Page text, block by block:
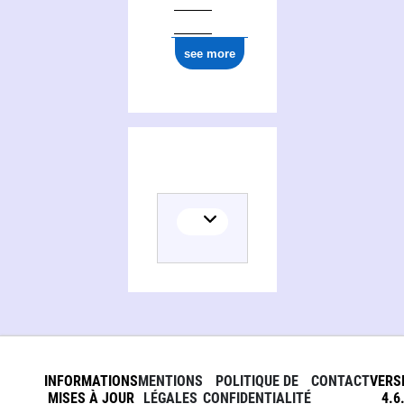
see more
INFORMATIONS
MISES À JOUR
MENTIONS
LÉGALES
POLITIQUE DE
CONFIDENTIALITÉ
CONTACT